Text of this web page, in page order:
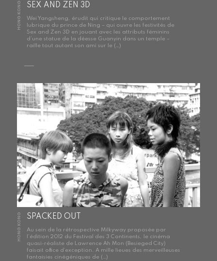
HONG KONG SEX AND ZEN 3D
Wei Yangsheng, érudit qui critique le comportement
lubrique du prince de Ning – qui ouvre les festivités de
Sex and Zen 3D en jouant avec les attributs féminins
d’une statue de la déesse Guanyin dans un temple –
raille tout autant son ami sur le (…)
HONG KONG SPACKED OUT
Au sein de la rétrospective Milkyway proposée par
l’édition 2012 du Festival des 3 Continents, le cinéma
quasi-réaliste de Lawrence Ah Mon (Besieged City)
faisait office d’exception. A mille lieues des merveilleuses
fantaisies cinégéniques de (…)